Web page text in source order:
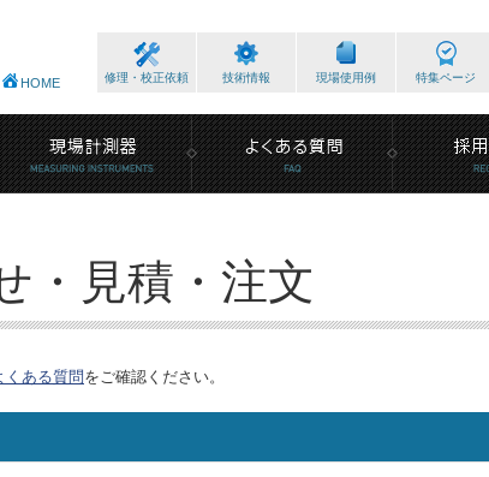
HOME 修理・校正依頼 技術情報 現場使用例 特集ページ
・見積・注文
くある質問をご確認ください。